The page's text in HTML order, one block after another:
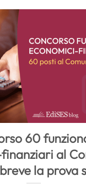
60
al
la prova